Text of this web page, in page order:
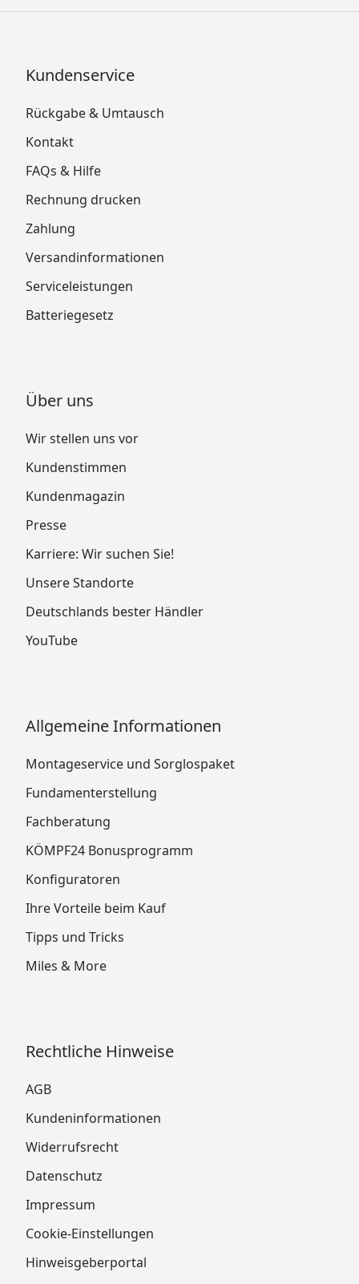
Kundenservice
Rückgabe & Umtausch
Kontakt
FAQs & Hilfe
Rechnung drucken
Zahlung
Versandinformationen
Serviceleistungen
Batteriegesetz
Über uns
Wir stellen uns vor
Kundenstimmen
Kundenmagazin
Presse
Karriere: Wir suchen Sie!
Unsere Standorte
Deutschlands bester Händler
YouTube
Allgemeine Informationen
Montageservice und Sorglospaket
Fundamenterstellung
Fachberatung
KÖMPF24 Bonusprogramm
Konfiguratoren
Ihre Vorteile beim Kauf
Tipps und Tricks
Miles & More
Rechtliche Hinweise
AGB
Kundeninformationen
Widerrufsrecht
Datenschutz
Impressum
Cookie-Einstellungen
Hinweisgeberportal